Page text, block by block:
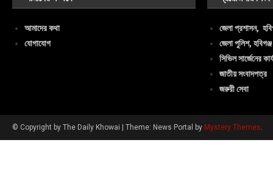
আমাদের কথা
যোগাযোগ
জেলা প্রশাসন,
জেলা পুলিশ, হবিগঞ্জ
সিভিল সার্জেনের
জাতীয় সংবাদপত্র
জরুরী সেবা
© Copyright by The Daily Khowai | Theme: News Portal by Mystery Themes